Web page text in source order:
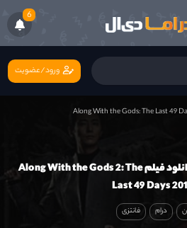
6
ورود/عضویت
Along With the Gods: The Last 49
دانلود فیلم Along With the Gods 2: The
Last 49 Days
درام فانتزی